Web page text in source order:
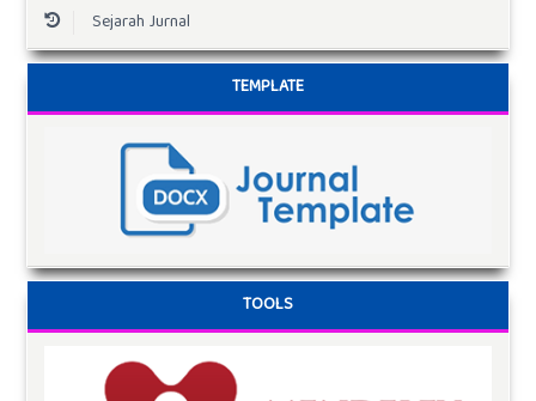
Sejarah Jurnal
TEMPLATE
TOOLS